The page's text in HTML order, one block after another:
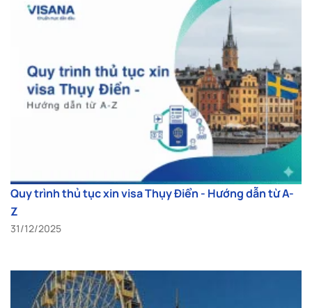
Quy trình thủ tục xin visa Thụy Điển - Hướng dẫn từ A-
Z
31/12/2025